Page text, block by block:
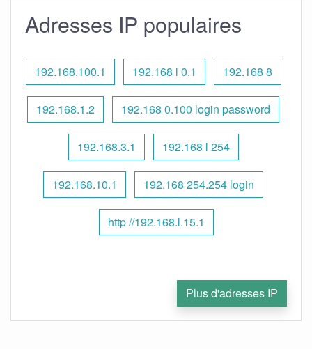
Adresses IP populaires
192.168.100.1 192.168 l 0.1 192.168 8
192.168.1.2 192.168 0.100 login password
192.168.3.1 192.168 l 254
192.168.10.1 192.168 254.254 login
http //192.168.l.15.1
Plus d'adresses IP